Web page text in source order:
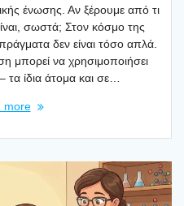
ένω­σης. Αν ξέρου­με από τι
σωστά; Στον κόσμο της
δεν είναι τόσο απλά.
να χρη­σι­μο­ποι­ή­σει
τα ίδια άτο­μα και σε…
more